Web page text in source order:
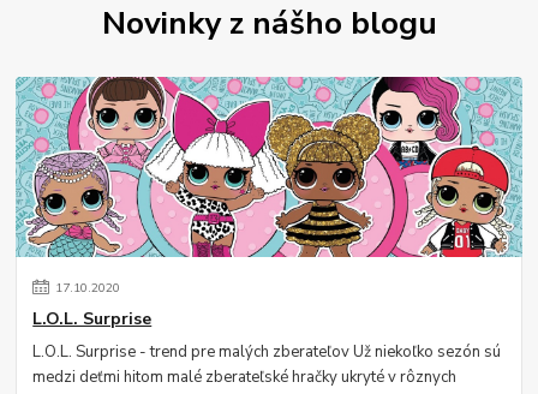
Novinky z nášho blogu
17.10.2020
L.O.L. Surprise
L.O.L. Surprise - trend pre malých zberateľov Už niekoľko sezón sú
medzi deťmi hitom malé zberateľské hračky ukryté v rôznych